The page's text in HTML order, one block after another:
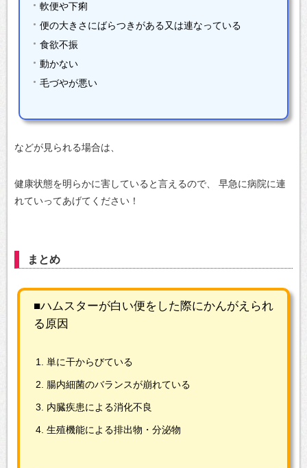
軟便や下痢
便の大きさにばらつきがある又は連なっている
食欲不振
動かない
毛づやが悪い
などが見られる場合は、
健康状態を明らかに害していると言えるので、
早急に病院に連
れていってあげてください！
まとめ
■ハムスターが白い便をした際にかんがえられ
る原因
単に干からびている
腸内細菌のバランスが崩れている
内臓疾患による消化不良
生殖機能による排出物・分泌物